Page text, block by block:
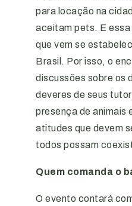
para locação na
aceitam pets. E essa
que vem se
Brasil. Por isso, o
discussões sobre os
deveres de seus
presença de animais
atitudes que devem
todos possam
Quem comanda o
O evento contará